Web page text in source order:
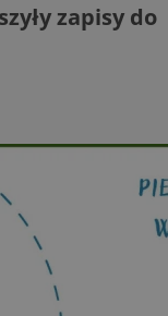
zapisy do